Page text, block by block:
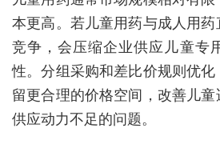
本更高。若儿童用药与成人用
竞争，会压缩企业供应儿童专
性。分组采购和差比价规则优
留更合理的价格空间，改善儿
供应动力不足的问题。